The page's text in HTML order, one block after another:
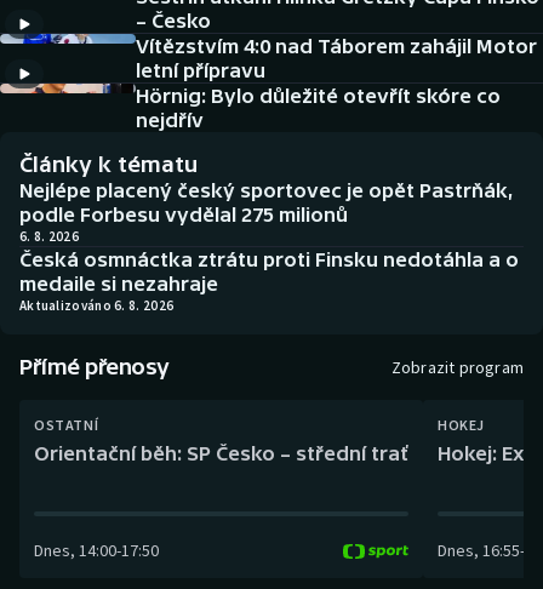
DALŠÍ SPORTY
Americký fotbal
Baseball a softbal
Basketbal
Biatlon
Boby a skeleton
Box
Curling
NEPŘEHLÉDNĚTE
Historické návraty
Aplikace ČT sport
AZ kvíz
– Česko
Vítězstvím 4:0 nad Táborem zahájil Motor
letní přípravu
Hörnig: Bylo důležité otevřít skóre co
nejdřív
Články k tématu
Nejlépe placený český sportovec je opět Pastrňák,
podle Forbesu vydělal 275 milionů
6. 8. 2026
Česká osmnáctka ztrátu proti Finsku nedotáhla a o
medaile si nezahraje
Aktualizováno 6. 8. 2026
Přímé přenosy Zobrazit program
OSTATNÍ
Orientační běh: SP Česko – střední trať
Dnes, 14:00-17:50
HOKEJ
Hokej:
Dnes, 16:55-